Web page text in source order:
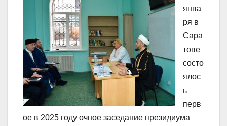
янва
ря в
Сара
тове
состо
ялос
ь
перв
ое в 2025 году очное заседание президиума